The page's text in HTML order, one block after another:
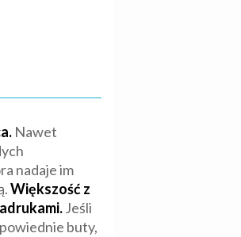
Nawet
nadaje im
Większość z
Jeśli
buty,